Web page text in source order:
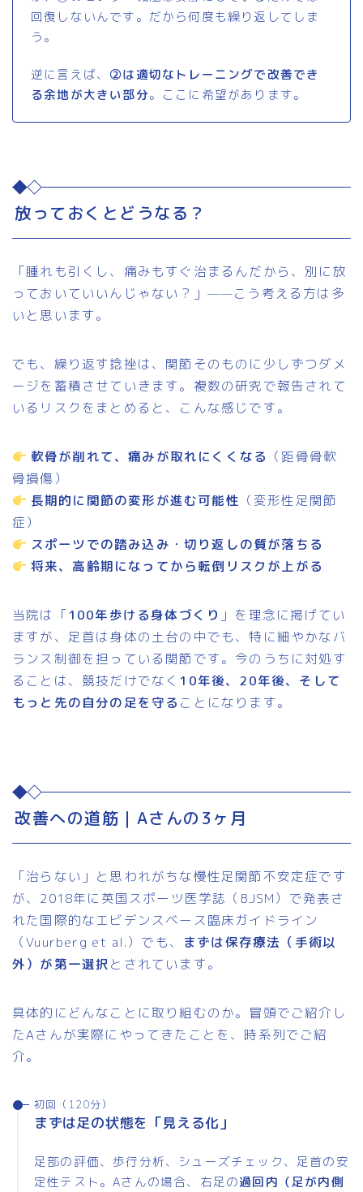
回復しないんです。だから何度も繰り返してしま
う。
逆に言えば、 ②は適切なトレーニングで改善でき
る余地が大きい部分。ここに希望があります。
放っておくとどうなる？
「腫れも引くし、痛みもすぐ治まるんだから、別に放
っておいていいんじゃない？」——こう考える方は多
いと思います。
でも、繰り返す捻挫は、関節そのものに少しずつダメ
ージを蓄積させていきます。複数の研究で報告されて
いるリスクをまとめると、こんな感じです。
軟骨が削れて、痛みが取れにくくなる （距骨骨軟
骨損傷）
長期的に関節の変形が進む可能性 （変形性足関節
症）
スポーツでの踏み込み・切り返しの質が落ちる
将来、高齢期になってから転倒リスクが上がる
当院は「100年歩ける身体づくり 」を理念に掲げてい
ますが、足首は身体の土台の中でも、特に細やかなバ
ランス制御を担っている関節です。今のうちに対処す
ることは、競技だけでなく 10年後、20年後、そして
もっと先の自分の足を守る ことになります。
改善への道筋｜Aさんの3ヶ月
「治らない」と思われがちな慢性足関節不安定症です
が、2018年に英国スポーツ医学誌（BJSM）で発表さ
れた国際的なエビデンスベース臨床ガイドライン
（Vuurberg et al.）でも、 まずは保存療法（手術以
外）が第一選択とされています。
具体的にどんなことに取り組むのか。冒頭でご紹介し
たAさんが実際にやってきたことを、時系列でご紹
介。
初回（120分）
まずは足の状態を「見える化」
足部の評価、歩行分析、シューズチェック、足首の安
定性テスト。Aさんの場合、右足の過回内（足が内側